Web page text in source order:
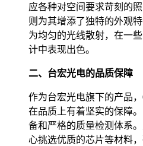
应各种对空间要求苛刻的
则为其增添了独特的外观
为均匀的光线散射，在一
计中表现出色。
二、台宏光电的品质保障
作为台宏光电旗下的产品
在品质上有着坚实的保障
备和严格的质量检测体系
心挑选优质的芯片等材料